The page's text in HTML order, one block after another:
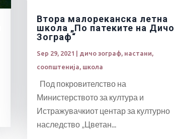
Втора малореканска летна
школа „По патеките на Дичо
Зограф“
Sep 29, 2021 дичо зограф, настани,
соопштенија, школа
Под покровителство на
Министерството за култура и
Истражувачкиот центар за културно
наследство „Цветан...